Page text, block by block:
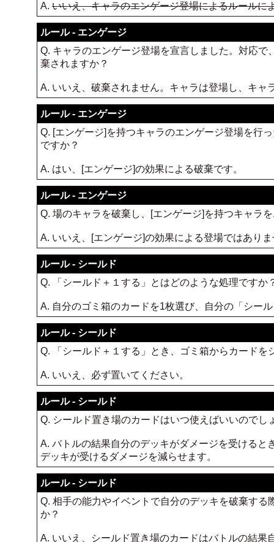
A. いいえ、キャラのエンゲージ登場によるルールに
ルール - エンゲージ
Q. キャラのエンゲージ登場を宣言しました。対応
棄されますか？
A. いいえ、破棄されません。キャラは登場し、キ
ルール - エンゲージ
Q. [エンゲージ]を持つキャラのエンゲージ登場を行
ですか？
A. はい、[エンゲージ]の効果による破棄です。
ルール - エンゲージ
Q. 場のキャラを破棄し、[エンゲージ]を持つキャラ
A. いいえ、[エンゲージ]の効果による登場ではあり
ルール - シールド
Q. 「シールド＋１する」とはどのような処理ですか
A. 自分のゴミ箱のカードを1枚選び、自分の「シー
ルール - シールド
Q. 「シールド＋１する」とき、ゴミ箱からカード
A. いいえ、必ず置いてください。
ルール - シールド
Q. シールド置き場のカードはいつ使えばいいのでし
A. バトルの結果自分のデッキがダメージを受ける
デッキが受けるダメージを減らせます。
ルール - シールド
Q. 相手の能力やイベントで自分のデッキを破棄す
か？
A. いいえ、シールド置き場のカードはバトルの結